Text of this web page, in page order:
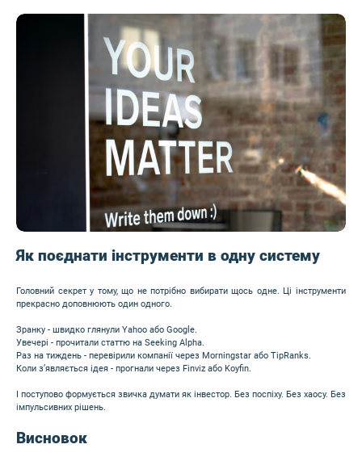
Image
Як поєднати інструменти в одну систему
Головний секрет у тому, що не потрібно вибирати щось одне. Ці інструменти
прекрасно доповнюють один одного.
Зранку - швидко глянули Yahoo або Google.
Увечері - прочитали статтю на Seeking Alpha.
Раз на тиждень - перевірили компанії через Morningstar або TipRanks.
Коли з’являється ідея - прогнали через Finviz або Koyfin.
І поступово формується звичка думати як інвестор. Без поспіху. Без хаосу. Без
імпульсивних рішень.
Висновок